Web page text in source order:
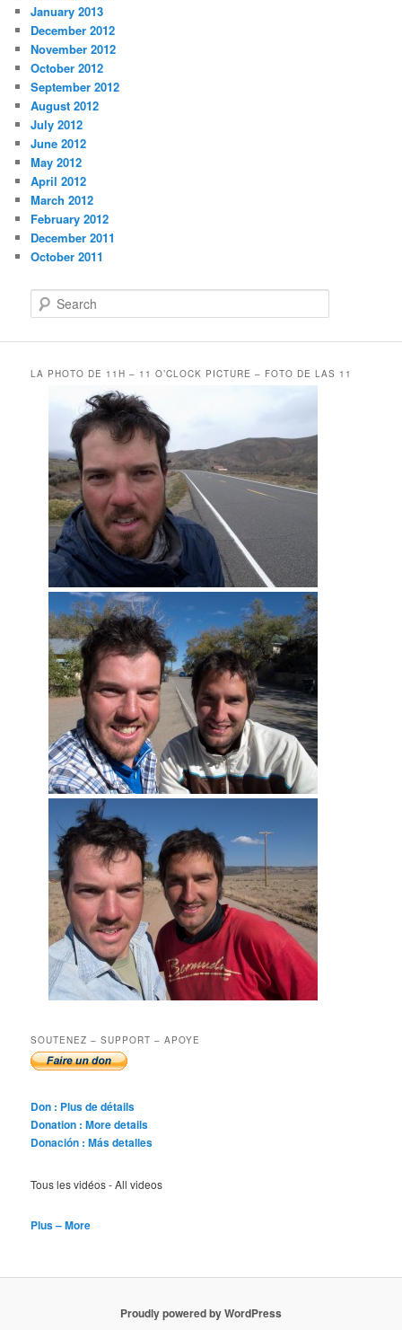
January 2013
December 2012
November 2012
October 2012
September 2012
August 2012
July 2012
June 2012
May 2012
April 2012
March 2012
February 2012
December 2011
October 2011
e
LA PHOTO DE 11H – 11 O’CLOCK PICTURE – FOTO DE LAS 11
SOUTENEZ – SUPPORT – APOYE
Don : Plus de détails
Donation : More details
Donación : Más detalles
Tous les vidéos - All videos
Plus – More
Proudly powered by WordPress